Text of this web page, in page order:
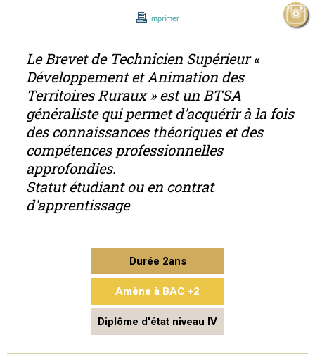
Imprimer
Le Brevet de Technicien Supérieur «
Développement et Animation des
Territoires Ruraux » est un BTSA
généraliste qui permet d'acquérir à la fois
des connaissances théoriques et des
compétences professionnelles
approfondies.
Statut étudiant ou en contrat
d'apprentissage
Durée 2ans
Amène à BAC +2
Diplôme d'état niveau IV